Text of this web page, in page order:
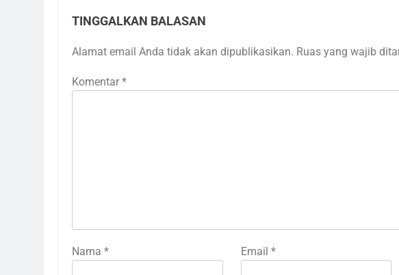
TINGGALKAN BALASAN
Alamat email Anda tidak akan dipublikasikan. Ruas yang wajib
Komentar *
Nama * Email *